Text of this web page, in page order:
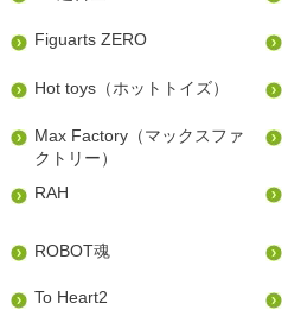
Figuarts ZERO
Hot toys（ホットトイズ）
Max Factory（マックスファ
クトリー）
RAH
ROBOT魂
To Heart2